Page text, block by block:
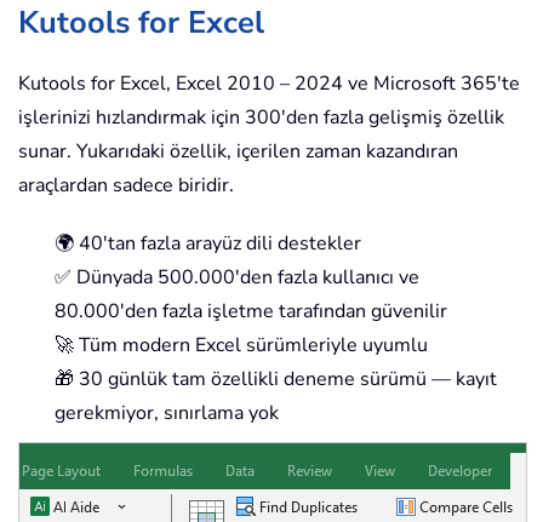
Kutools for Excel
Kutools for Excel, Excel 2010 – 2024 ve Microsoft 365'te
işlerinizi hızlandırmak için 300'den fazla gelişmiş özellik
sunar. Yukarıdaki özellik, içerilen zaman kazandıran
araçlardan sadece biridir.
🌍 40'tan fazla arayüz dili destekler
✅ Dünyada 500.000'den fazla kullanıcı ve
80.000'den fazla işletme tarafından güvenilir
🚀 Tüm modern Excel sürümleriyle uyumlu
🎁 30 günlük tam özellikli deneme sürümü — kayıt
gerekmiyor, sınırlama yok